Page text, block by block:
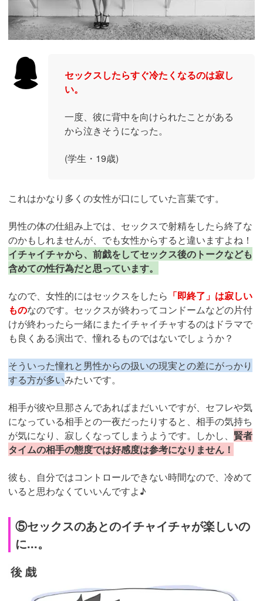
セックスしたらすぐ冷たくなるのは寂し
い。
一度、彼に背中を向けられたことがある
から泣きそうになった。
(学生・19歳)
これはかなり多くの女性が口にしていた言葉です。
男性の体の仕組み上では、セックスで射精をしたら終了な
のかもしれませんが、でも女性からすると違いますよね！
イチャイチャから、前戯をしてセックス後のトークなども
含めての性行為だと思っています。
なので、女性的にはセックスをしたら 「即終了」は寂しい
ものなのです。セックスが終わってコンドームなどの片付
けが終わったら一緒にまたイチャイチャするのはドラマで
も良くある演出で、憧れるものではないでしょうか？
そういった憧れと男性からの扱いの現実との差にがっかり
する方が多いみたいです。
相手が彼や旦那さんであればまだいいですが、セフレや気
になっている相手との一夜だったりすると、相手の気持ち
が気になり、寂しくなってしまうようです。しかし、 賢者
タイムの相手の態度では好感度は参考になりません！
彼も、自分ではコントロールできない時間なので、冷めて
いると思わなくていいんですよ♪
⑤セックスのあとのイチャイチャが楽しいの
に...。